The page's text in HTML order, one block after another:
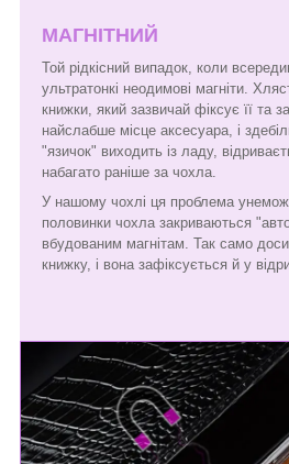
МАГНІТНИЙ
Той рідкісний випадок, коли
ультратонкі неодимові магніти.
книжки, який зазвичай фіксує її та
найслабше місце аксесуара, і
"язичок" виходить із ладу,
набагато раніше за чохла.
У нашому чохлі ця проблема
половинки чохла закриваються
вбудованим магнітам. Так само
книжку, і вона зафіксується й у